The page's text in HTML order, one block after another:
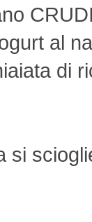
al
di
si